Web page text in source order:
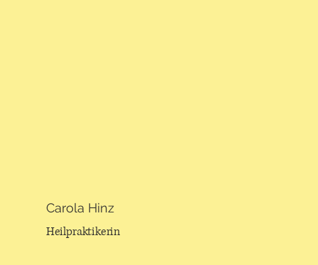
Carola Hinz
Heilpraktikerin